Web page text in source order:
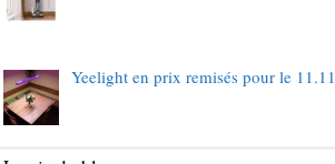
Yeelight en prix remisés pour le 11.11